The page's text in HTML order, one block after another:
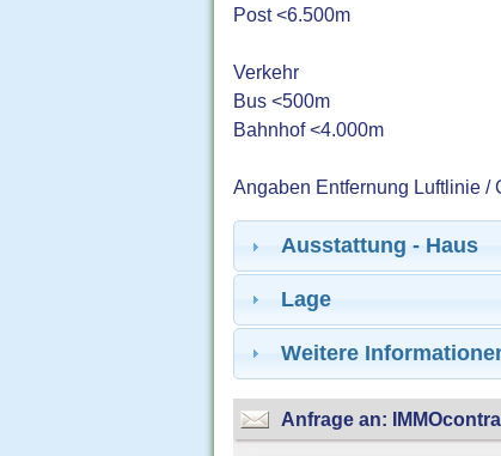
Post <6.500m
Verkehr
Bus <500m
Bahnhof <4.000m
Angaben Entfernung Luftlinie /
Ausstattung - Haus
Lage
Weitere
Anfrage an: